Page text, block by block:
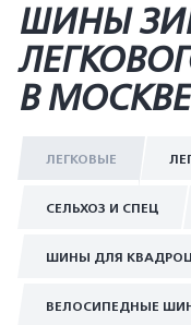
ШИНЫ
В МОСКВЕ
ЛЕГКОВЫЕ
СЕЛЬХОЗ И СПЕЦ
ШИНЫ ДЛЯ
ВЕЛОСИПЕДНЫЕ